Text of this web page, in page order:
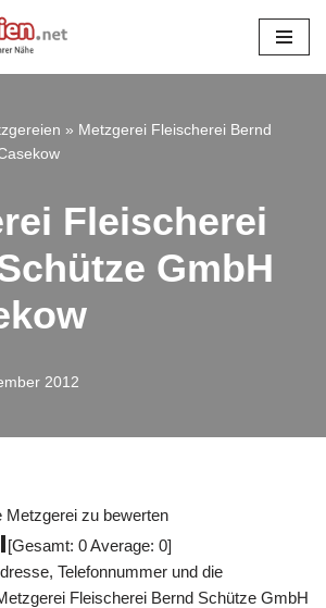
» Metzgerei Fleischerei Bernd
Fleischerei
GmbH
2012
Metzgerei zu bewerten
[Gesamt: 0Average: 0]
Telefonnummer und die
Fleischerei Bernd Schütze GmbH